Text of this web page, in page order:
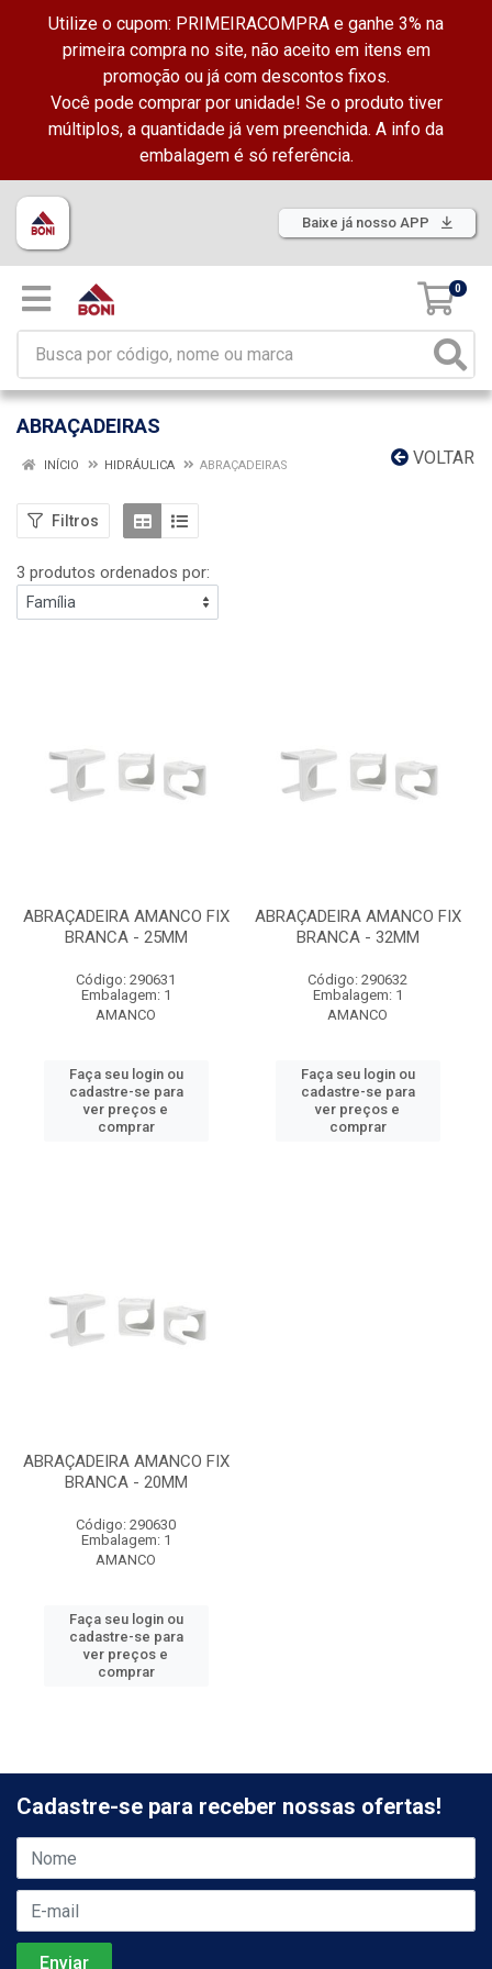
Utilize o cupom: PRIMEIRACOMPRA e ganhe 3% na
primeira compra no site, não aceito em itens em
promoção ou já com descontos fixos.
Você pode comprar por unidade! Se o produto tiver
múltiplos, a quantidade já vem preenchida. A info da
embalagem é só referência.
Baixe já nosso APP
0
ABRAÇADEIRAS
VOLTAR
INÍCIO HIDRÁULICA ABRAÇADEIRAS
Filtros
3 produtos ordenados por:
ABRAÇADEIRA AMANCO FIX
BRANCA - 25MM
Código: 290631
Embalagem: 1
AMANCO
Faça seu login ou
cadastre-se para
ver preços e
comprar
ABRAÇADEIRA AMANCO FIX
BRANCA - 32MM
Código: 290632
Embalagem: 1
AMANCO
Faça seu login ou
cadastre-se para
ver preços e
comprar
ABRAÇADEIRA AMANCO FIX
BRANCA - 20MM
Código: 290630
Embalagem: 1
AMANCO
Faça seu login ou
cadastre-se para
ver preços e
comprar
Cadastre-se para receber nossas ofertas!